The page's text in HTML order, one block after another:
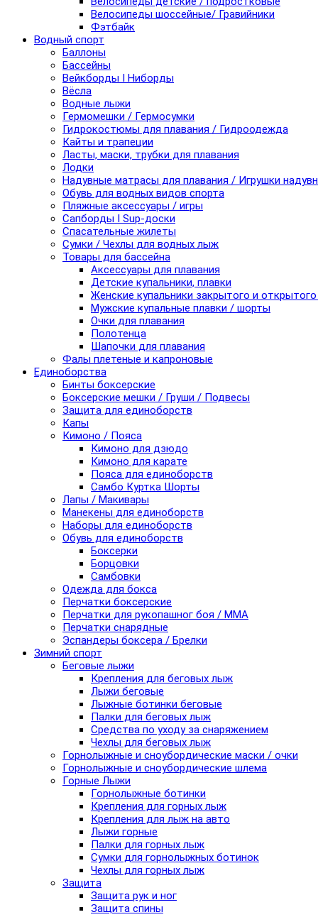
Велосипеды шоссейные/ Гравийники
Фэтбайк
Водный спорт
Баллоны
Бассейны
Вейкборды I Ниборды
Вёсла
Водные лыжи
Гермомешки / Гермосумки
Гидрокостюмы для плавания / Гидроодежда
Кайты и трапеции
Ласты, маски, трубки для плавания
Лодки
Надувные матрасы для плавания / Игрушки
Обувь для водных видов спорта
Пляжные аксессуары / игры
Сапборды I Sup-доски
Спасательные жилеты
Сумки / Чехлы для водных лыж
Товары для бассейна
Аксессуары для плавания
Детские купальники, плавки
Женские купальники закрытого и
Мужские купальные плавки / шорты
Очки для плавания
Полотенца
Шапочки для плавания
Фалы плетеные и капроновые
Единоборства
Бинты боксерские
Боксерские мешки / Груши / Подвесы
Защита для единоборств
Капы
Кимоно / Пояса
Кимоно для дзюдо
Кимоно для карате
Пояса для единоборств
Самбо Куртка Шорты
Лапы / Макивары
Манекены для единоборств
Наборы для единоборств
Обувь для единоборств
Боксерки
Борцовки
Самбовки
Одежда для бокса
Перчатки боксерские
Перчатки для рукопашног боя / ММА
Перчатки снарядные
Эспандеры боксера / Брелки
Зимний спорт
Беговые лыжи
Крепления для беговых лыж
Лыжи беговые
Лыжные ботинки беговые
Палки для беговых лыж
Средства по уходу за снаряжением
Чехлы для беговых лыж
Горнолыжные и сноубордические маски / очки
Горнолыжные и сноубордические шлема
Горные Лыжи
Горнолыжные ботинки
Крепления для горных лыж
Крепления для лыж на авто
Лыжи горные
Палки для горных лыж
Сумки для горнолыжных ботинок
Чехлы для горных лыж
Защита
Защита рук и ног
Защита спины